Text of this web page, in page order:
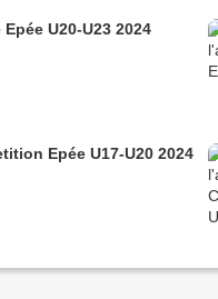
U20-U23 2024
Epée U17-U20 2024